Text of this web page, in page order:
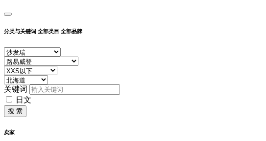
分类与关键词 全部类目 全部品牌
关键词
日文
搜 索
卖家